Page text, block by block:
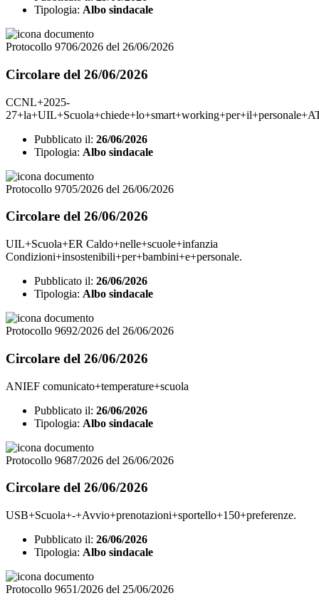
Tipologia: Albo sindacale
Protocollo 9706/2026 del 26/06/2026
Circolare del 26/06/2026
CCNL+2025-
Pubblicato il: 26/06/2026
Tipologia: Albo sindacale
Protocollo 9705/2026 del 26/06/2026
Circolare del 26/06/2026
UIL+Scuola+ER Caldo+nelle+scuole+infanzia
Condizioni+insostenibili+per+bambini+e+personale.
Pubblicato il: 26/06/2026
Tipologia: Albo sindacale
Protocollo 9692/2026 del 26/06/2026
Circolare del 26/06/2026
ANIEF comunicato+temperature+scuola
Pubblicato il: 26/06/2026
Tipologia: Albo sindacale
Protocollo 9687/2026 del 26/06/2026
Circolare del 26/06/2026
USB+Scuola+-+Avvio+prenotazioni+sportello+150+preferenze.
Pubblicato il: 26/06/2026
Tipologia: Albo sindacale
Protocollo 9651/2026 del 25/06/2026